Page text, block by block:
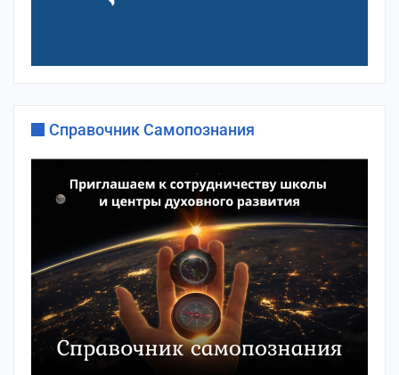
Справочник Самопознания